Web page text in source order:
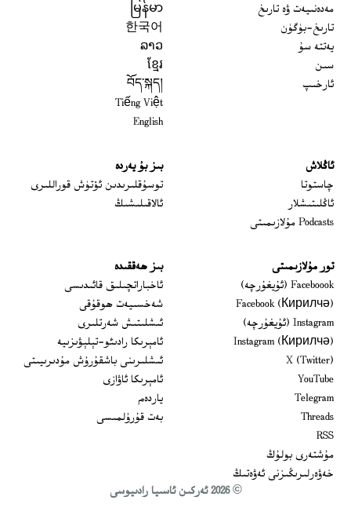
مەدەنىيەت ۋە تارىخ
تارىخ-بۈگۈن
يەتتە سۇ
سىن
ئارخىپ
မြန်မာ
한국어
ລາວ
ខ្មែរ
བོད་སྐད།
Tiếng Việt
English
ئاڭلاش
چاستوتا
ئاڭلىتىشلار
Podcasts مۇلازىمىتى
بىز بۇ يەردە
توسۇقلىرىدىن ئۆتۈش قوراللىرى
ئالاقىلىشىڭ
تور مۇلازىمىتى
Faceboook (ئۇيغۇرچە)
Opens in new window
Facebook (Кирилчә)
Opens in new window
Instagram (ئۇيغۇرچە)
Opens in new window
Instagram (Кирилчә)
Opens in new window
X (Twitter)
YouTube
Telegram
Threads
RSS
مۇشتەرى بولۇڭ
خەۋەرلىرىڭىزنى ئەۋەتىڭ
بىز ھەققىدە
ئاخباراتچىلىق قائىدىسى
شەخسىيەت ھوقۇقى
ئىشلىتىش شەرتلىرى
ئامېرىكا رادىئو-تېلېۋىزىيە
ئىشلىرىنى باشقۇرۇش مۇدىرىيىتى
ئامېرىكا ئاۋازى
ياردەم
بەت قۇرۇلمىسى
© 2026 ئەركىن ئاسىيا رادىيوسى